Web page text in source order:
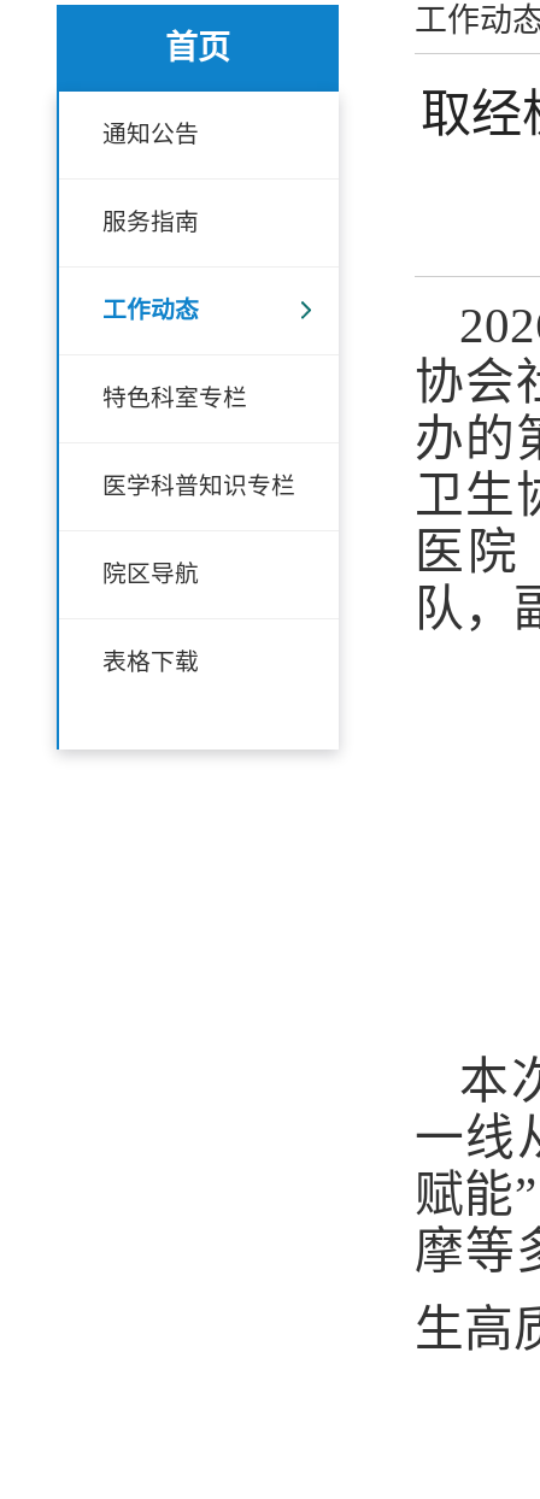
首页
通知公告
服务指南
工作动态
特色科室专栏
医学科普知识专栏
院区导航
表格下载
工作动
取经
协会
办的
卫生
医
队，
本
一线
赋能
摩等
生高